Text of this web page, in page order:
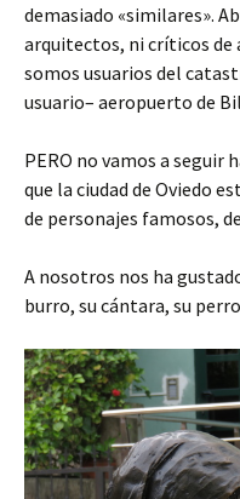
demasiado «similares».
arquitectos, ni críticos de
somos usuarios del
usuario– aeropuerto de
PERO no vamos a seguir
que la ciudad de Oviedo
de personajes famosos,
A nosotros nos ha
burro, su cántara, su